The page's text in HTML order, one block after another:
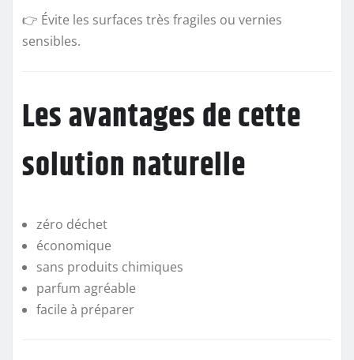
👉 Évite les surfaces très fragiles ou vernies
sensibles.
Les avantages de cette
solution naturelle
zéro déchet
économique
sans produits chimiques
parfum agréable
facile à préparer